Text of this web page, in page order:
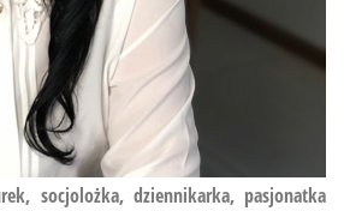
socjolożka, dziennikarka, pasjonatka